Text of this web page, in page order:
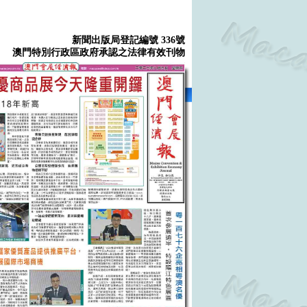
新聞出版局登記編號 336號
澳門特別行政區政府承認之法律有效刊物